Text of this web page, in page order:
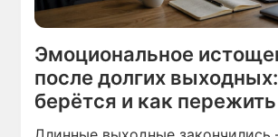
Эмоциональное
после долгих
берётся и как пережить